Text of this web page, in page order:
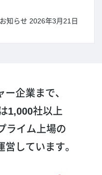
知らせ 2026年3月21日
企業まで、
1,000社以上
ライム上場の
しています。